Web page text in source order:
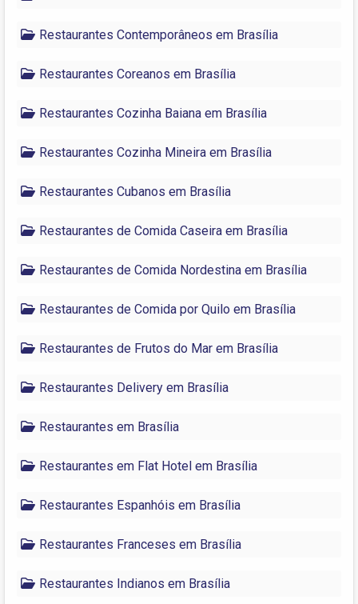
Restaurantes Contemporâneos em Brasília
Restaurantes Coreanos em Brasília
Restaurantes Cozinha Baiana em Brasília
Restaurantes Cozinha Mineira em Brasília
Restaurantes Cubanos em Brasília
Restaurantes de Comida Caseira em Brasília
Restaurantes de Comida Nordestina em Brasília
Restaurantes de Comida por Quilo em Brasília
Restaurantes de Frutos do Mar em Brasília
Restaurantes Delivery em Brasília
Restaurantes em Brasília
Restaurantes em Flat Hotel em Brasília
Restaurantes Espanhóis em Brasília
Restaurantes Franceses em Brasília
Restaurantes Indianos em Brasília